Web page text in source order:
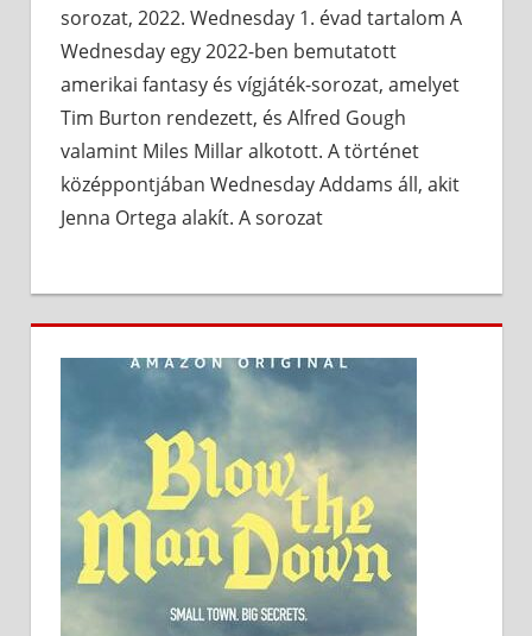
sorozat, 2022. Wednesday 1. évad tartalom A
Wednesday egy 2022-ben bemutatott
amerikai fantasy és vígjáték-sorozat, amelyet
Tim Burton rendezett, és Alfred Gough
valamint Miles Millar alkotott. A történet
középpontjában Wednesday Addams áll, akit
Jenna Ortega alakít. A sorozat